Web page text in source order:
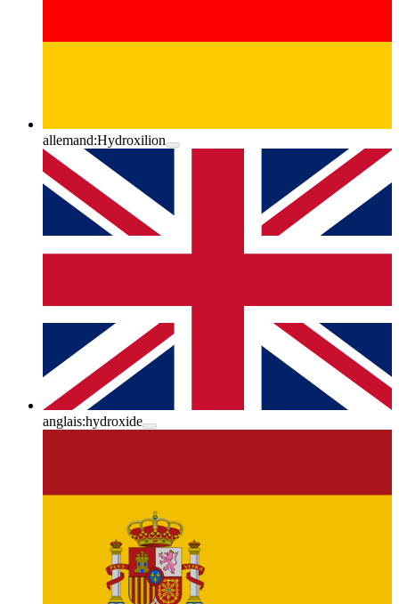
allemand:Hydroxilion
anglais:hydroxide